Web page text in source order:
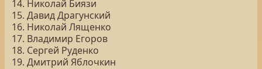
14. Николай Биязи
15. Давид Драгунский
16. Николай Лященко
17. Владимир Егоров
18. Сергей Руденко
19. Дмитрий Яблочкин